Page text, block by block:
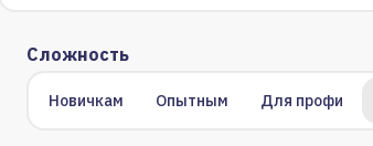
Сложность
Новичкам Опытным Для профи